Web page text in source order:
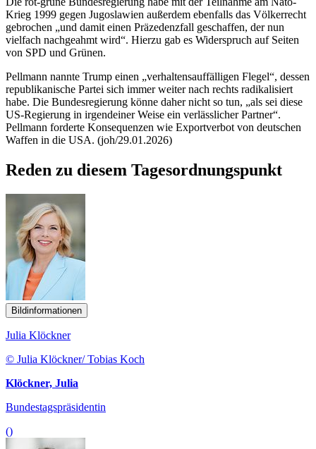
Krieg 1999 gegen Jugoslawien außerdem ebenfalls das Völkerrecht
gebrochen „und damit einen Präzedenzfall geschaffen, der nun
vielfach nachgeahmt wird“. Hierzu gab es Widerspruch auf Seiten
von SPD und Grünen.
Pellmann nannte Trump einen „verhaltensauffälligen Flegel“, dessen
republikanische Partei sich immer weiter nach rechts radikalisiert
habe. Die Bundesregierung könne daher nicht so tun, „als sei diese
US-Regierung in irgendeiner Weise ein verlässlicher Partner“.
Pellmann forderte Konsequenzen wie Exportverbot von deutschen
Waffen in die USA. (joh/29.01.2026)
Reden zu diesem Tagesordnungspunkt
Bildinformationen
Julia Klöckner
© Julia Klöckner/ Tobias Koch
Klöckner, Julia
Bundestagspräsidentin
()